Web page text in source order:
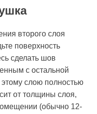
второго слоя
поверхность
сделать шов
с остальной
слою полностью
от толщины слоя,
(обычно 12-